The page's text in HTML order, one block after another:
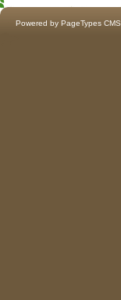
Powered by PageTypes CMS